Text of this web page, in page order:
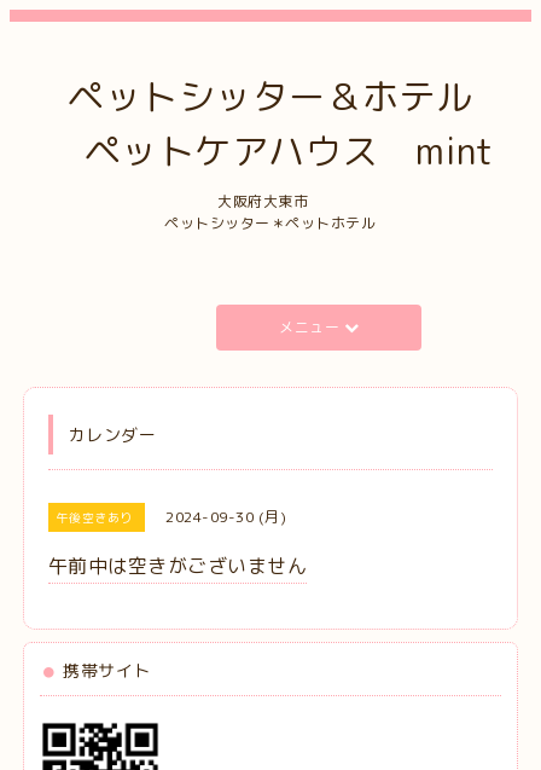
ペットシッター＆ホテル
ペットケアハウス mint
大阪府大東市
ペットシッター＊ペットホテル
メニュー
カレンダー
午後空きあり 2024-09-30 (月)
午前中は空きがございません
携帯サイト